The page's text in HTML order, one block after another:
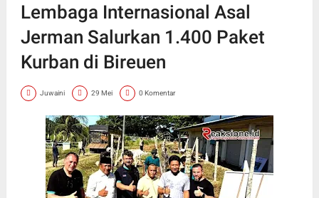
Lembaga Internasional Asal
Jerman Salurkan 1.400 Paket
Kurban di Bireuen
Juwaini 29 Mei 0 Komentar